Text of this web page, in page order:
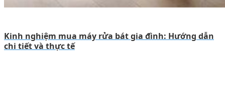
Kinh nghiệm mua máy rửa bát gia đình: Hướng dẫn
chi tiết và thực tế